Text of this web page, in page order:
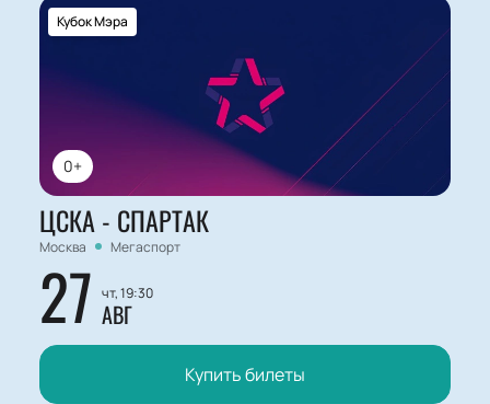
0+
Кубок Мэра
ЦСКА - СПАРТАК
Москва Мегаспорт
27 чт, 19:30
АВГ
Купить билеты